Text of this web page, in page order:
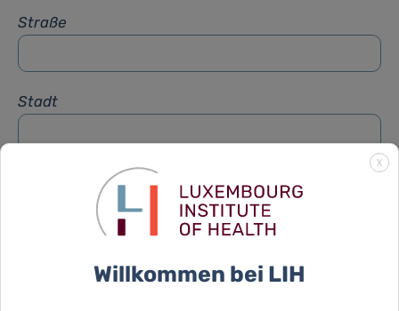
Straße
Stadt
X
Willkommen bei LIH